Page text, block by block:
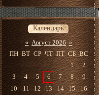
Календарь
« Август 2026 »
ПН ВТ СР ЧТ ПТ СБ ВС
1
2
3
4 5 6 7 8
9
10
11 12 13 14 15
16